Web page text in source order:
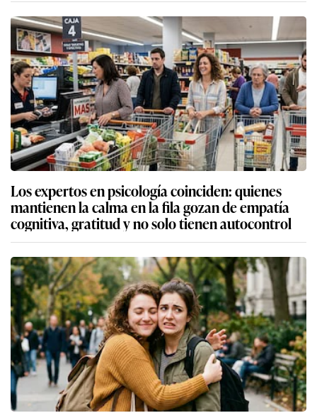
Los expertos en psicología coinciden: quienes
mantienen la calma en la fila gozan de empatía
cognitiva, gratitud y no solo tienen autocontrol